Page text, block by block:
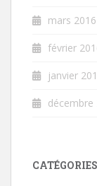
mars 2016
février
janvier
décembre
CATÉGORIES